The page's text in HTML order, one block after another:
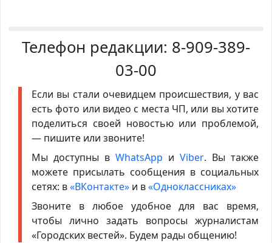
Телефон редакции: 8-909-389-
03-00
Если вы стали очевидцем происшествия, у вас
есть фото или видео с места ЧП, или вы хотите
поделиться своей новостью или проблемой,
— пишите или звоните!
Мы доступны в WhatsApp иViber. Вы также
можете присылать сообщения в социальных
сетях: в«ВКонтакте»и в«Одноклассниках»
Звоните в любое удобное для вас время,
чтобы лично задать вопросы журналистам
«Городских вестей». Будем рады общению!